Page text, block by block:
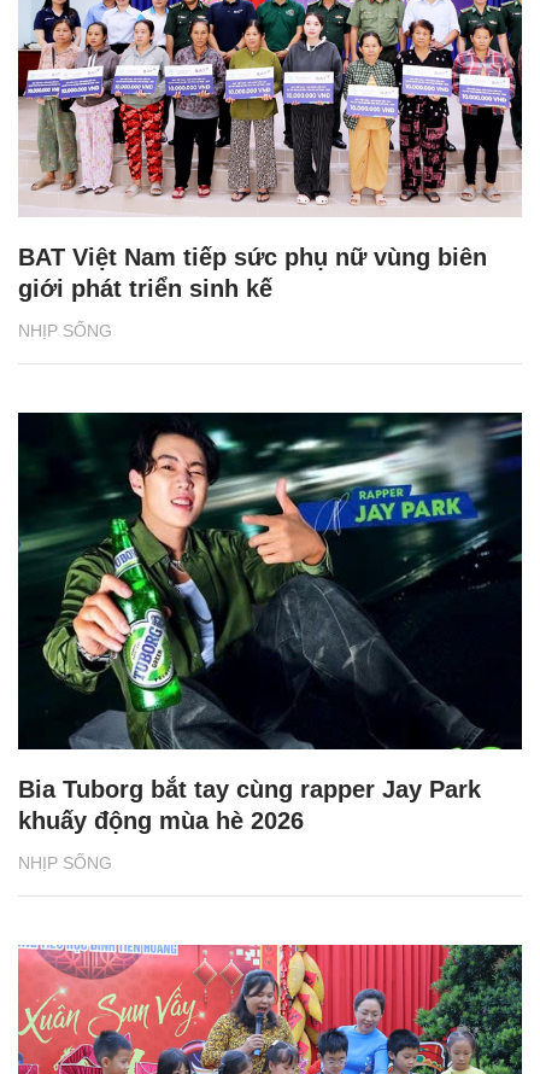
NHỊP SỐNG
BAT Việt Nam tiếp sức phụ nữ vùng biên
giới phát triển sinh kế
NHỊP SỐNG
Bia Tuborg bắt tay cùng rapper Jay Park
khuấy động mùa hè 2026